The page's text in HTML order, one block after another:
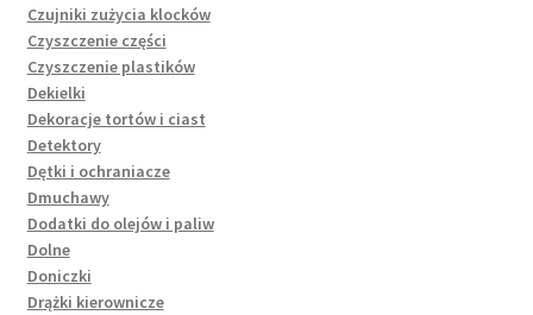
Czujniki zużycia klocków
Czyszczenie części
Czyszczenie plastików
Dekielki
Dekoracje tortów i ciast
Detektory
Dętki i ochraniacze
Dmuchawy
Dodatki do olejów i paliw
Dolne
Doniczki
Drążki kierownicze